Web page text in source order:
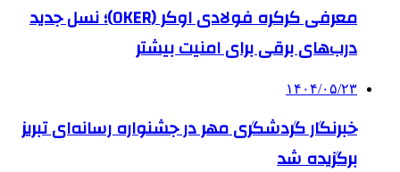
معرفی کرکره فولادی اوکر (OKER)؛ نسل جدید
درب‌های برقی برای امنیت بیشتر
۱۴۰۴/۰۵/۲۳
خبرنگار گردشگری مهر در جشنواره رسانه‌ای تبریز
برگزیده شد